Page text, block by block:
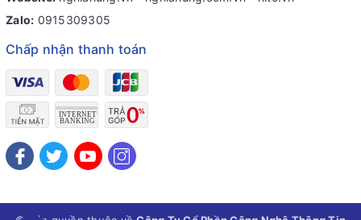
Zalo: 0915309305
Chấp nhận thanh toán